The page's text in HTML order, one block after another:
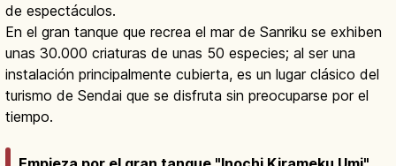
de espectáculos.
En el gran tanque que recrea el mar de Sanriku se exhiben
unas 30.000 criaturas de unas 50 especies; al ser una
instalación principalmente cubierta, es un lugar clásico del
turismo de Sendai que se disfruta sin preocuparse por el
tiempo.